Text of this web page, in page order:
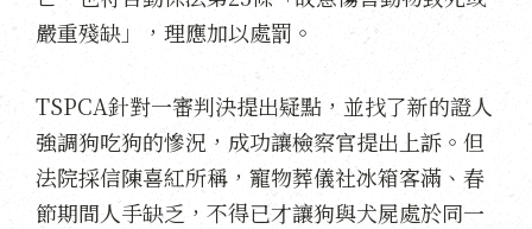
嚴重殘缺」，理應加以處罰。
TSPCA針對一審判決提出疑點，並找了新的證人
強調狗吃狗的慘況，成功讓檢察官提出上訴。但
法院採信陳喜紅所稱，寵物葬儀社冰箱客滿、春
節期間人手缺乏，不得已才讓狗與犬屍處於同一